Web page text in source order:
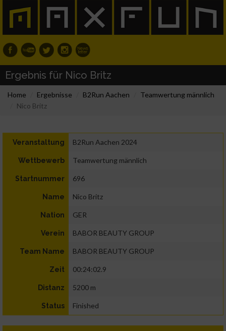
Ergebnis für Nico Britz
Home Ergebnisse B2Run Aachen
Teamwertung männlich
Nico Britz
Veranstaltung B2Run Aachen 2024
Wettbewerb Teamwertung männlich
Startnummer 696
Name Nico Britz
Nation GER
Verein BABOR BEAUTY GROUP
Team Name BABOR BEAUTY GROUP
Zeit 00:24:02.9
Distanz 5200 m
Status Finished